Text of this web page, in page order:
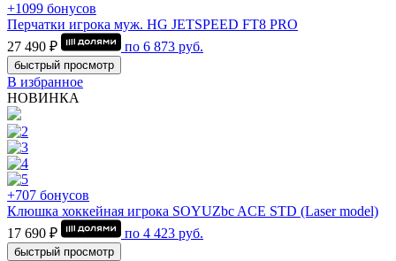
+1099 бонусов
Перчатки игрока муж. HG JETSPEED FT8 PRO
27 490 ₽
по 6 873 руб.
быстрый просмотр
В избранное
НОВИНКА
+707 бонусов
Клюшка хоккейная игрока SOYUZbc ACE STD (Laser model)
17 690 ₽
по 4 423 руб.
быстрый просмотр